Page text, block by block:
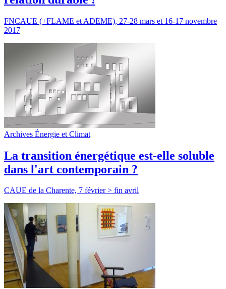
FNCAUE (+FLAME et ADEME), 27-28 mars et 16-17 novembre
2017
Archives Énergie et Climat
La transition énergétique est-elle soluble
dans l'art contemporain ?
CAUE de la Charente, 7 février > fin avril